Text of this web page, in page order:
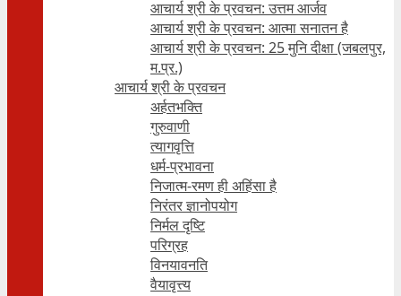
आचार्य श्री के प्रवचन: उत्तम आर्जव
आचार्य श्री के प्रवचन: आत्मा सनातन है
आचार्य श्री के प्रवचन: 25 मुनि दीक्षा (जबलपुर,
म.प्र.)
आचार्य श्री के प्रवचन
अर्हतभक्ति
गुरुवाणी
त्यागवृत्ति
धर्म-प्रभावना
निजात्म-रमण ही अहिंसा है
निरंतर ज्ञानोपयोग
निर्मल दृष्टि
परिग्रह
विनयावनति
वैयावृत्त्य